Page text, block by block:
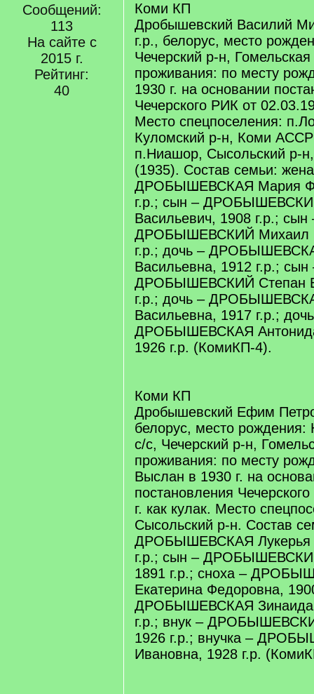
Сообщений:
113
На сайте с
2015 г.
Рейтинг:
40
Коми КП
Дробышевский Василий
г.р., белорус, место
Чечерский р-н,
проживания: по месту
1930 г. на основании
Чечерского РИК от
Место спецпоселения:
Куломский р-н, Коми
п.Ниашор, Сысольский р-
(1935). Состав семьи:
ДРОБЫШЕВСКАЯ Мария
г.р.; сын –
Васильевич, 1908 г.р.; сын
ДРОБЫШЕВСКИЙ Михаил
г.р.; дочь –
Васильевна, 1912 г.р.; сын
ДРОБЫШЕВСКИЙ Степан
г.р.; дочь –
Васильевна, 1917 г.р.;
ДРОБЫШЕВСКАЯ
1926 г.р. (КомиКП-4).
Коми КП
Дробышевский Ефим
белорус, место рождения:
с/с, Чечерский р-н,
проживания: по месту
Выслан в 1930 г. на
постановления
г. как кулак. Место
Сысольский р-н. Состав
ДРОБЫШЕВСКАЯ Лукерья
г.р.; сын –
1891 г.р.; сноха –
Екатерина Федоровна,
ДРОБЫШЕВСКАЯ Зинаида
г.р.; внук –
1926 г.р.; внучка –
Ивановна, 1928 г.р.